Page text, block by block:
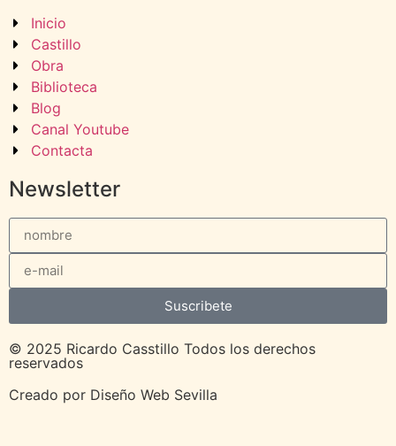
Inicio
Castillo
Obra
Biblioteca
Blog
Canal Youtube
Contacta
Newsletter
Suscribete
© 2025 Ricardo Casstillo Todos los derechos
reservados
Creado por Diseño Web Sevilla